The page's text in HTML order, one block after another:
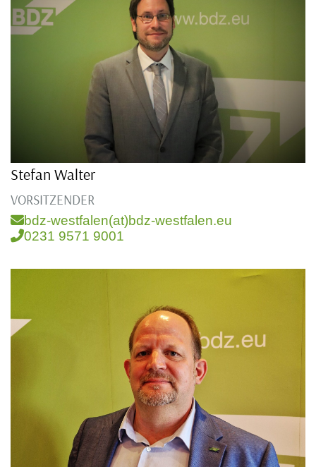
Stefan Walter
VORSITZENDER
bdz-westfalen(at)bdz-westfalen.eu
0231 9571 9001